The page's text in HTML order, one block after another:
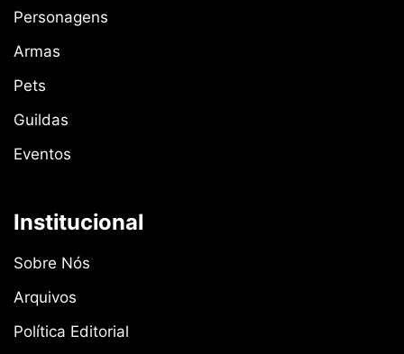
Personagens
Armas
Pets
Guildas
Eventos
Institucional
Sobre Nós
Arquivos
Política Editorial